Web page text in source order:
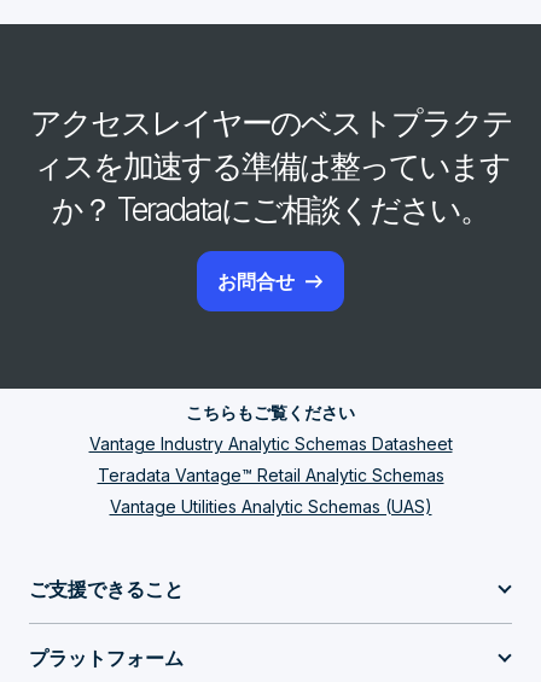
アクセスレイヤーのベストプラクテ
ィスを加速する準備は整っています
か？ Teradataにご相談ください。
お問合せ
こちらもご覧ください
Vantage Industry Analytic Schemas Datasheet
Teradata Vantage™ Retail Analytic Schemas
Vantage Utilities Analytic Schemas (UAS)
ご支援できること
プラットフォーム